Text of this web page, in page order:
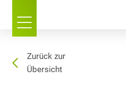
Zurück zur
Übersicht